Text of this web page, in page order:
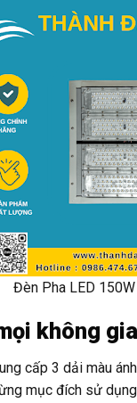
Đèn Pha LED
không
cấp 3 dải màu
mục đích sử